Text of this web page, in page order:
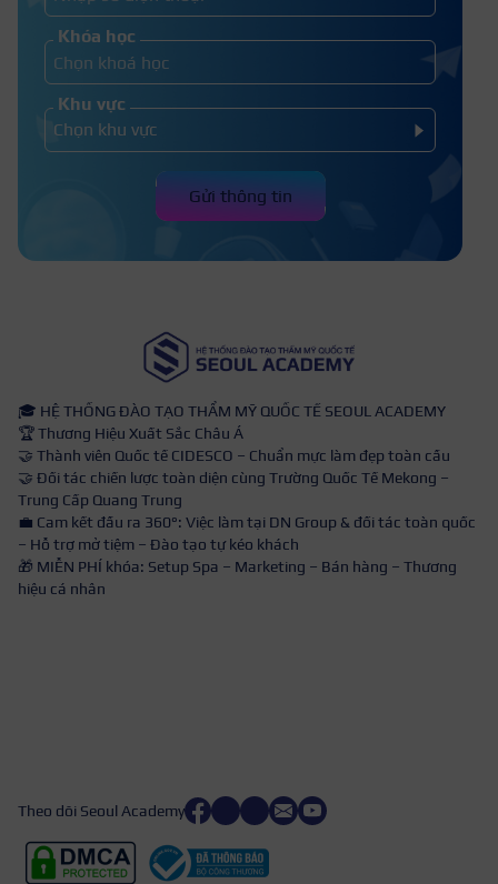
Khóa học
Khu vực
Gửi thông tin
🎓 HỆ THỐNG ĐÀO TẠO THẨM MỸ QUỐC TẾ SEOUL ACADEMY
🏆 Thương Hiệu Xuất Sắc Châu Á
🤝 Thành viên Quốc tế CIDESCO – Chuẩn mực làm đẹp toàn cầu
🤝 Đối tác chiến lược toàn diện cùng Trường Quốc Tế Mekong –
Trung Cấp Quang Trung
💼 Cam kết đầu ra 360°: Việc làm tại DN Group & đối tác toàn quốc
– Hỗ trợ mở tiệm – Đào tạo tự kéo khách
🎁 MIỄN PHÍ khóa: Setup Spa – Marketing – Bán hàng – Thương
hiệu cá nhân
Theo dõi Seoul Academy